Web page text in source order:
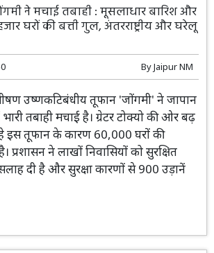
ने मचाई तबाही : मूसलाधार बारिश और
घरों की बत्ती गुल, अंतरराष्ट्रीय और घरेलू
ByJaipur NM
उष्णकटिबंधीय तूफान 'जोंगमी' ने जापान
तबाही मचाई है। ग्रेटर टोक्यो की ओर बढ़
इस तूफान के कारण 60,000 घरों की
प्रशासन ने लाखों निवासियों को सुरक्षित
दी है और सुरक्षा कारणों से 900 उड़ानें